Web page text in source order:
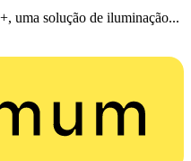
uma solução de iluminação...